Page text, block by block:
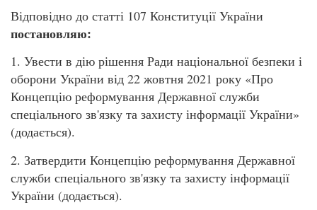
Відповідно до статті 107 Конституції України
постановляю:
1. Увести в дію рішення Ради національної безпеки і
оборони України від 22 жовтня 2021 року «Про
Концепцію реформування Державної служби
спеціального зв'язку та захисту інформації України»
(додається).
2. Затвердити Концепцію реформування Державної
служби спеціального зв'язку та захисту інформації
України (додається).